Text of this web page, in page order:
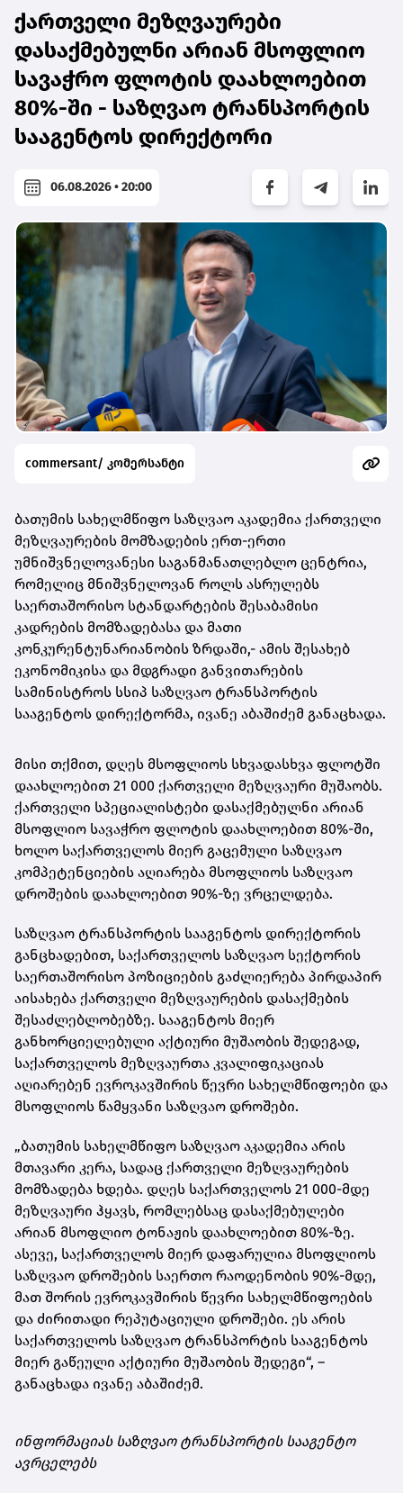
ქართველი მეზღვაურები
დასაქმებულნი არიან მსოფლიო
სავაჭრო ფლოტის დაახლოებით
80%-ში - საზღვაო ტრანსპორტის
სააგენტოს დირექტორი
06.08.2026 • 20:00
commersant/ კომერსანტი
ბათუმის სახელმწიფო საზღვაო აკადემია ქართველი
მეზღვაურების მომზადების ერთ-ერთი
უმნიშვნელოვანესი საგანმანათლებლო ცენტრია,
რომელიც მნიშვნელოვან როლს ასრულებს
საერთაშორისო სტანდარტების შესაბამისი
კადრების მომზადებასა და მათი
კონკურენტუნარიანობის ზრდაში,- ამის შესახებ
ეკონომიკისა და მდგრადი განვითარების
სამინისტროს სსიპ საზღვაო ტრანსპორტის
სააგენტოს დირექტორმა, ივანე აბაშიძემ განაცხადა.
მისი თქმით, დღეს მსოფლიოს სხვადასხვა ფლოტში
დაახლოებით 21 000 ქართველი მეზღვაური მუშაობს.
ქართველი სპეციალისტები დასაქმებულნი არიან
მსოფლიო სავაჭრო ფლოტის დაახლოებით 80%-ში,
ხოლო საქართველოს მიერ გაცემული საზღვაო
კომპეტენციების აღიარება მსოფლიოს საზღვაო
დროშების დაახლოებით 90%-ზე ვრცელდება.
საზღვაო ტრანსპორტის სააგენტოს დირექტორის
განცხადებით, საქართველოს საზღვაო სექტორის
საერთაშორისო პოზიციების გაძლიერება პირდაპირ
აისახება ქართველი მეზღვაურების დასაქმების
შესაძლებლობებზე. სააგენტოს მიერ
განხორციელებული აქტიური მუშაობის შედეგად,
საქართველოს მეზღვაურთა კვალიფიკაციას
აღიარებენ ევროკავშირის წევრი სახელმწიფოები და
მსოფლიოს წამყვანი საზღვაო დროშები.
„ბათუმის სახელმწიფო საზღვაო აკადემია არის
მთავარი კერა, სადაც ქართველი მეზღვაურების
მომზადება ხდება. დღეს საქართველოს 21 000-მდე
მეზღვაური ჰყავს, რომლებსაც დასაქმებულები
არიან მსოფლიო ტონაჟის დაახლოებით 80%-ზე.
ასევე, საქართველოს მიერ დაფარულია მსოფლიოს
საზღვაო დროშების საერთო რაოდენობის 90%-მდე,
მათ შორის ევროკავშირის წევრი სახელმწიფოების
და ძირითადი რეპუტაციული დროშები. ეს არის
საქართველოს საზღვაო ტრანსპორტის სააგენტოს
მიერ გაწეული აქტიური მუშაობის შედეგი“, –
განაცხადა ივანე აბაშიძემ.
ინფორმაციას საზღვაო ტრანსპორტის სააგენტო
ავრცელებს